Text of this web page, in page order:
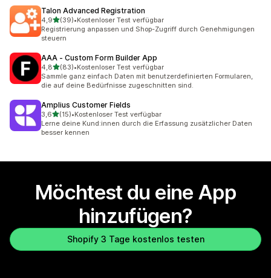
Talon Advanced Registration
4,9von 5 Sternen
(39)
39 Rezensionen insgesamt
•Kostenloser Test verfügbar
Registrierung anpassen und Shop-Zugriff durch Genehmigungen
steuern
AAA ‑ Custom Form Builder App
4,8von 5 Sternen
(83)
83 Rezensionen insgesamt
•Kostenloser Test verfügbar
Sammle ganz einfach Daten mit benutzerdefinierten Formularen,
die auf deine Bedürfnisse zugeschnitten sind.
Amplius Customer Fields
3,6von 5 Sternen
(15)
15 Rezensionen insgesamt
•Kostenloser Test verfügbar
Lerne deine Kund:innen durch die Erfassung zusätzlicher Daten
besser kennen
Möchtest du eine App
hinzufügen?
Shopify 3 Tage kostenlos testen